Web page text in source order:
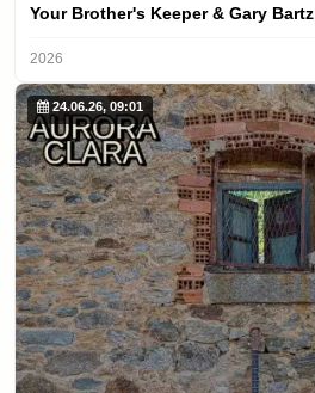
Your Brother's Keeper & Gary Bartz
2026
24.06.26, 09:01